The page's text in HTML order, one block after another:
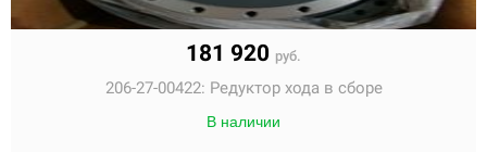
181 920 руб.
206-27-00422: Редуктор хода в сборе
В наличии